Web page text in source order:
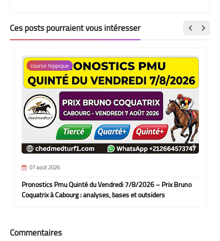
Ces posts pourraient vous intéresser
course hippique
07 août 2026
Pronostics Pmu Quinté du Vendredi 7/8/2026 – Prix Bruno
Coquatrix à Cabourg : analyses, bases et outsiders
Commentaires